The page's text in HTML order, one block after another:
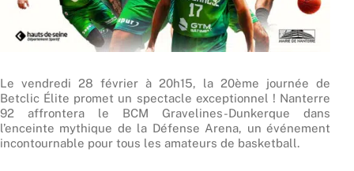
Le vendredi 28 février à 20h15, la 20ème journée de
Betclic Élite promet un spectacle exceptionnel ! Nanterre
92 affrontera le BCM Gravelines-Dunkerque dans
l’enceinte mythique de la Défense Arena, un événement
incontournable pour tous les amateurs de basketball.